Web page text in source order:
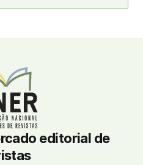
editorial de